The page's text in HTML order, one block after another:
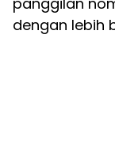
dengan lebih